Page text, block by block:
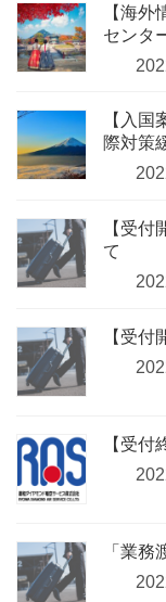
【海
センタ
【入
際対策
【受
て
【受
【受
「業